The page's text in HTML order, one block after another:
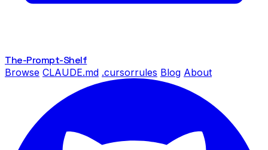
The-Prompt-Shelf
Browse CLAUDE.md .cursorrules Blog About